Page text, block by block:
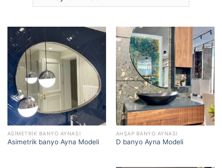
ASIMETRIK BANYO AYNASI
Asimetrik banyo Ayna Modeli
AHŞAP BANYO AYNASI
D banyo Ayna Modeli